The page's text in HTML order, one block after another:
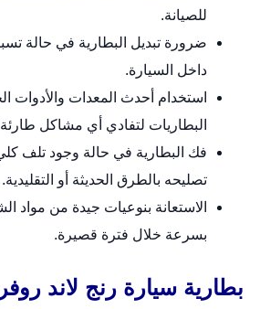
للصيانة.
ضرورة تبديل البطارية في حالة
داخل السيارة.
استخدام أحدث المعدات والأدوات
البطاريات لتفادي أي مشاكل
فك البطارية في حالة وجود تلف كلي
تصليحه بالطرق الحديثة أو التقليدية.
الاستعانة بنوعيات جيدة من مواد
بسرعة خلال فترة قصيرة.
بطارية سيارة رنج لاند